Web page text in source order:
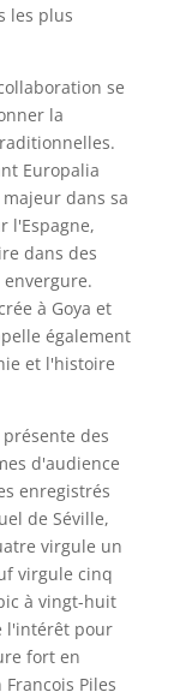
les plus
se
la
Europalia
dans sa
l'Espagne,
dans des
à Goya et
également
et l'histoire
des
d'audience
enregistrés
de Séville,
virgule un
virgule cinq
à vingt-huit
l'intérêt pour
fort en
Piles